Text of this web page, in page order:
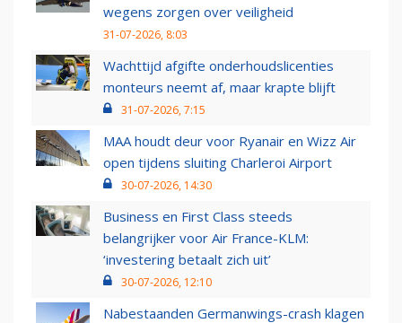
wegens zorgen over veiligheid
31-07-2026, 8:03
Wachttijd afgifte onderhoudslicenties
monteurs neemt af, maar krapte blijft
31-07-2026, 7:15
MAA houdt deur voor Ryanair en Wizz Air
open tijdens sluiting Charleroi Airport
30-07-2026, 14:30
Business en First Class steeds
belangrijker voor Air France-KLM:
‘investering betaalt zich uit’
30-07-2026, 12:10
Nabestaanden Germanwings-crash klagen